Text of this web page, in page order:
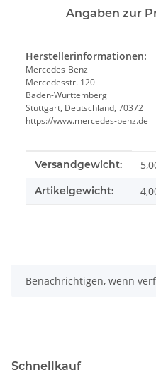
Angaben zur
Herstellerinformationen:
Mercedes-Benz
Mercedesstr. 120
Baden-Württemberg
Stuttgart, Deutschland, 70372
https://www.mercedes-benz.de
Produkteigenschaft
Wert
Versandgewicht:
Artikelgewicht:
Benachrichtigen, wenn
Schnellkauf